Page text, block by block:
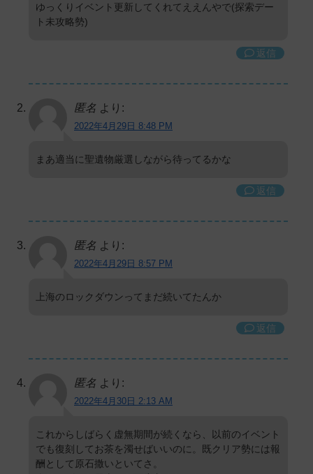
ゆっくりイベント更新してくれてええんやで(探索デー
ト未攻略勢)
返信
匿名 より:
2022年4月29日 8:48 PM
まあ適当に聖遺物厳選しながら待ってるかな
返信
匿名 より:
2022年4月29日 8:57 PM
上海のロックダウンってまだ続いてたんか
返信
匿名 より:
2022年4月30日 2:13 AM
これからしばらく虚無期間が続くなら、以前のイベント
でも復刻してお茶を濁せばいいのに。既クリア勢には報
酬として原石撒いといてさ。